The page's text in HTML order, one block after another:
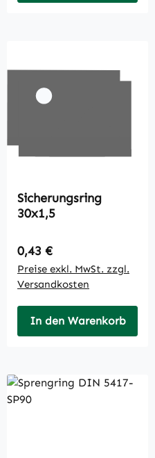
Sicherungsring
30x1,5
Regulärer Preis:
0,43 €
Preise exkl. MwSt. zzgl.
Versandkosten
In den Warenkorb